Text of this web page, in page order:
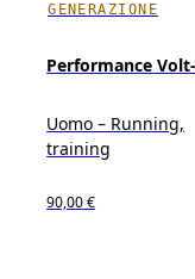
GENERAZIONE
Performance
Uomo – Running,
training
90,00 €